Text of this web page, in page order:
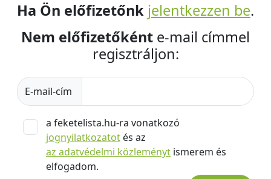
Ha Ön előfizetőnk jelentkezzen be.
Nem előfizetőként e-mail címmel
regisztráljon:
E-mail-cím
a feketelista.hu-ra vonatkozó
jognyilatkozatot és az
az adatvédelmi közleményt ismerem és
elfogadom.